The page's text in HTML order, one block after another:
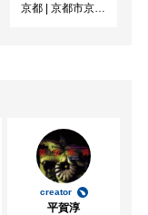
京都 | 京都市京セラ美術館
creator
平賀淳